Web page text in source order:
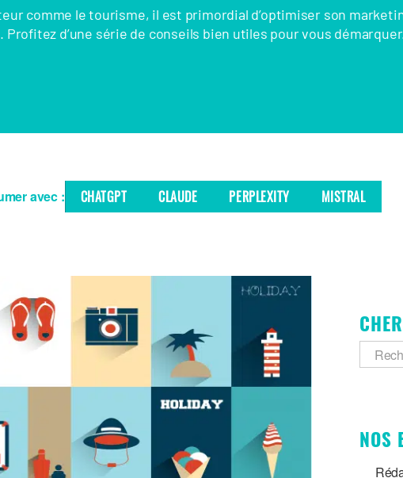
comme le tourisme, il est primordial d’optimiser son
Profitez d’une série de conseils bien utiles pour vous démarquer.
avec : CHATGPT CLAUDE PERPLEXITY MISTRAL
NOS